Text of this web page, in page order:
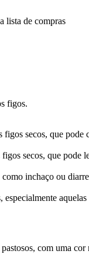
lista de compras
figos.
figos secos, que
secos, que pode
como inchaço ou
especialmente
com uma